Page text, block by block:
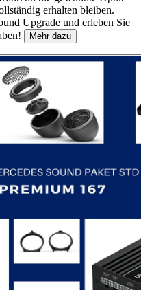
erhalten bleiben.
Upgrade und erleben Sie
Mehr dazu